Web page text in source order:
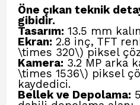
Öne çıkan teknik
gibidir.
Tasarım: 13.5 mm
Ekran: 2.8 inç, TFT
\times 320\) piksel
Kamera: 3.2 MP arka
\times 1536\) piksel
kaydedici.
Bellek ve Depolama: